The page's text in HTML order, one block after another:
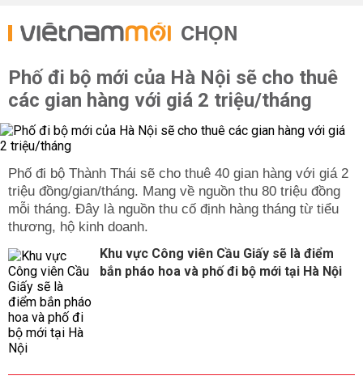
CHỌN
Phố đi bộ mới của Hà Nội sẽ cho thuê
các gian hàng với giá 2 triệu/tháng
Phố đi bộ Thành Thái sẽ cho thuê 40 gian hàng với giá 2
triệu đồng/gian/tháng. Mang về nguồn thu 80 triệu đồng
mỗi tháng. Đây là nguồn thu cố định hàng tháng từ tiểu
thương, hộ kinh doanh.
Khu vực Công viên Cầu Giấy sẽ là điểm
bắn pháo hoa và phố đi bộ mới tại Hà Nội